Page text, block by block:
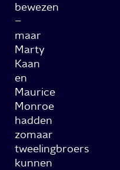
bewezen
–
maar
Marty
Kaan
en
Maurice
Monroe
hadden
zomaar
tweelingbroers
kunnen